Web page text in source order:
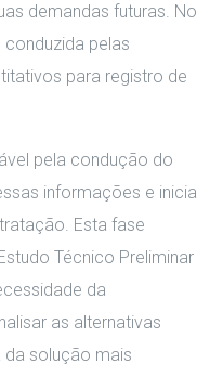
demandas futuras. No
pelas
para registro de
pela condução do
informações e inicia
Esta fase
Técnico Preliminar
da
as alternativas
da solução mais